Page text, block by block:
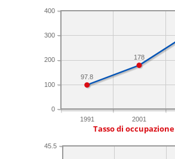
1991 2001
0
100
200
300
400
178
97.8
Tasso di occupazione
45.5